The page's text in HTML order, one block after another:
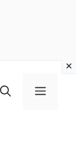
Menu